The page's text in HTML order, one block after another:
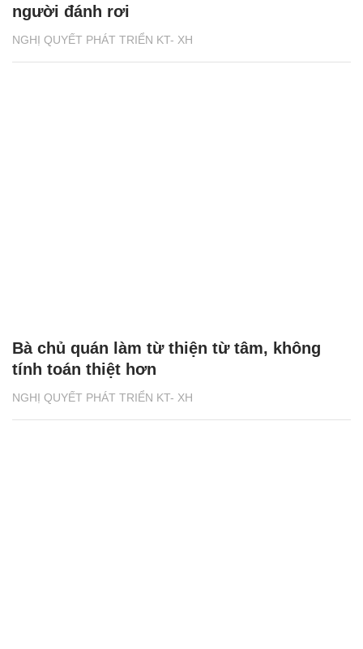
NGHỊ QUYẾT PHÁT TRIỂN KT- XH
người đánh rơi
NGHỊ QUYẾT PHÁT TRIỂN KT- XH
Bà chủ quán làm từ thiện từ tâm, không
tính toán thiệt hơn